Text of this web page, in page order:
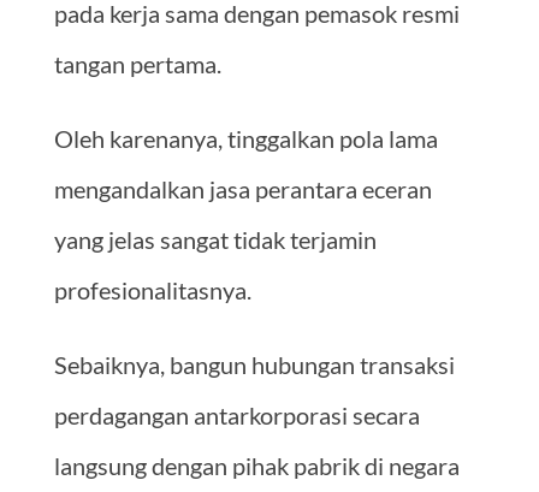
pada kerja sama dengan pemasok resmi
tangan pertama.
Oleh karenanya, tinggalkan pola lama
mengandalkan jasa perantara eceran
yang jelas sangat tidak terjamin
profesionalitasnya.
Sebaiknya, bangun hubungan transaksi
perdagangan antarkorporasi secara
langsung dengan pihak pabrik di negara